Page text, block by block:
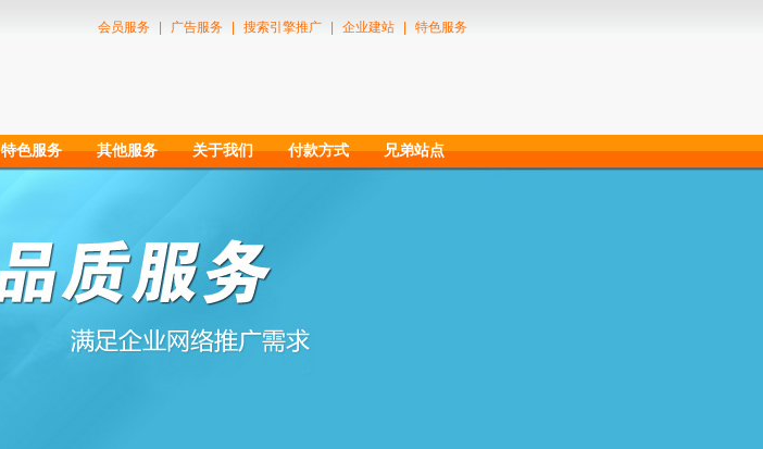
会员服务 广告服务 搜索引擎推广 企业建站 特色服务
特色服务 其他服务 关于我们 付款方式 兄弟站点